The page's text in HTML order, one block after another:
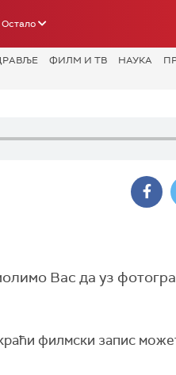
Остало
ФИЛМ И ТВ НАУКА
Вас да уз
филмски запис